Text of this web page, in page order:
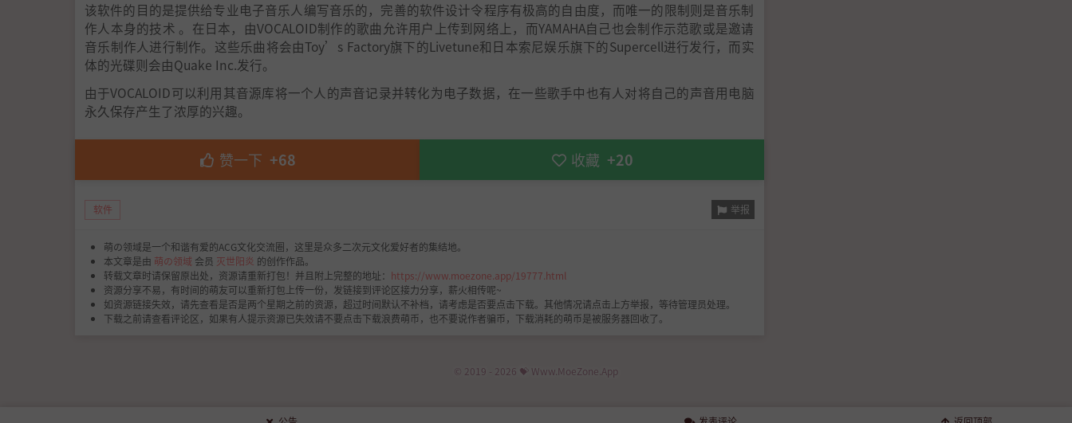
该软件的目的是提供给专业电子音乐人编写音乐的，完善的软件设计令程序有极高的自由度，而唯一的限制则是音乐制
作人本身的技术 。在日本，由VOCALOID制作的歌曲允许用户上传到网络上，而YAMAHA自己也会制作示范歌或是邀请
音乐制作人进行制作。这些乐曲将会由Toy’s Factory旗下的Livetune和日本索尼娱乐旗下的Supercell进行发行，而实
体的光碟则会由Quake Inc.发行。
由于VOCALOID可以利用其音源库将一个人的声音记录并转化为电子数据，在一些歌手中也有人对将自己的声音用电脑
永久保存产生了浓厚的兴趣。
赞一下 +68 收藏 +20
软件 举报
萌の领域是一个和谐有爱的ACG文化交流圈，这里是众多二次元文化爱好者的集结地。
本文章是由 萌の领域 会员 灭世阳炎 的创作作品。
转载文章时请保留原出处，资源请重新打包！并且附上完整的地址： https://www.moezone.app/19777.html
资源分享不易，有时间的萌友可以重新打包上传一份，发链接到评论区接力分享，薪火相传呢~
如资源链接失效，请先查看是否是两个星期之前的资源，超过时间默认不补档，请考虑是否要点击下载。其他情况请点击上方举报，等待管理员处理。
下载之前请查看评论区，如果有人提示资源已失效请不要点击下载浪费萌币，也不要说作者骗币，下载消耗的萌币是被服务器回收了。
© 2019 - 2026 💝 Www.MoeZone.App